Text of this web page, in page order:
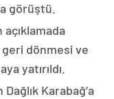
görüştü.
açıklamada
geri dönmesi ve
yatırıldı.
Karabağ’a